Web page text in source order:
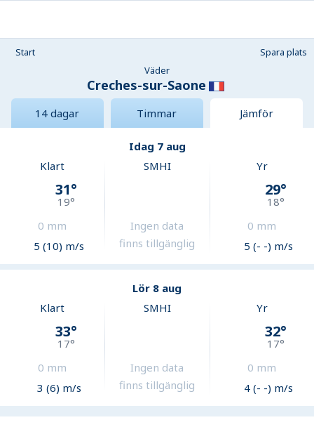
Start
Spara plats
Väder
Creches-sur-Saone
14 dagar Timmar Jämför
Idag 7 aug
Klart
31°
19°
0 mm
5 (10) m/s
SMHI
Ingen data
finns tillgänglig
Yr
29°
18°
0 mm
5 (- -) m/s
Lör 8 aug
Klart
33°
17°
0 mm
3 (6) m/s
SMHI
Ingen data
finns tillgänglig
Yr
32°
17°
0 mm
4 (- -) m/s